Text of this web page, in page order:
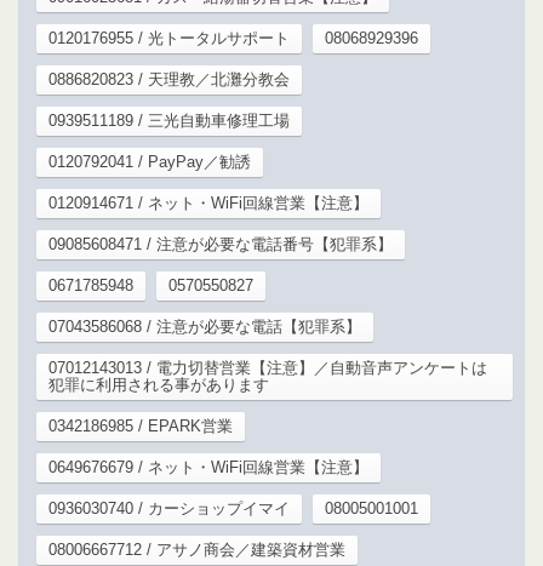
0120176955 / 光トータルサポート 08068929396
0886820823 / 天理教／北灘分教会
0939511189 / 三光自動車修理工場
0120792041 / PayPay／勧誘
0120914671 / ネット・WiFi回線営業【注意】
09085608471 / 注意が必要な電話番号【犯罪系】
0671785948 0570550827
07043586068 / 注意が必要な電話【犯罪系】
07012143013 / 電力切替営業【注意】／自動音声アンケートは
犯罪に利用される事があります
0342186985 / EPARK営業
0649676679 / ネット・WiFi回線営業【注意】
0936030740 / カーショップイマイ 08005001001
08006667712 / アサノ商会／建築資材営業